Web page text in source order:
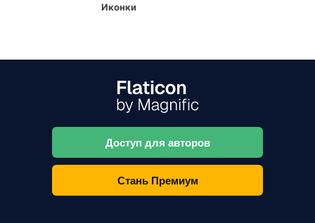
Иконки
Доступ для авторов
Стань Премиум